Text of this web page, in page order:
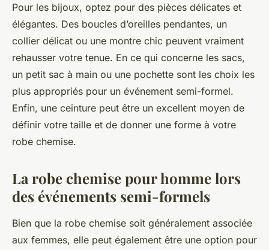
Pour les bijoux, optez pour des pièces délicates et
élégantes. Des boucles d’oreilles pendantes, un
collier délicat ou une montre chic peuvent vraiment
rehausser votre tenue. En ce qui concerne les sacs,
un petit sac à main ou une pochette sont les choix les
plus appropriés pour un événement semi-formel.
Enfin, une ceinture peut être un excellent moyen de
définir votre taille et de donner une forme à votre
robe chemise.
La robe chemise pour homme lors
des événements semi-formels
Bien que la robe chemise soit généralement associée
aux femmes, elle peut également être une option pour